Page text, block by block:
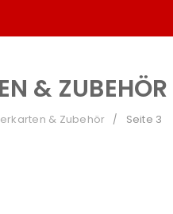
& ZUBEHÖR
& Zubehör / Seite 3